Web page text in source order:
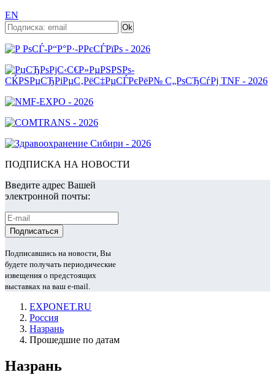
EN
ПОДПИСКА НА НОВОСТИ
Введите адрес Вашей
электронной почты:
Подписавшись на новости, Вы
будете получать периодические
извещения о предстоящих
выставках на ваш e-mail.
EXPONET.RU
Россия
Назрань
Прошедшие по датам
Назрань